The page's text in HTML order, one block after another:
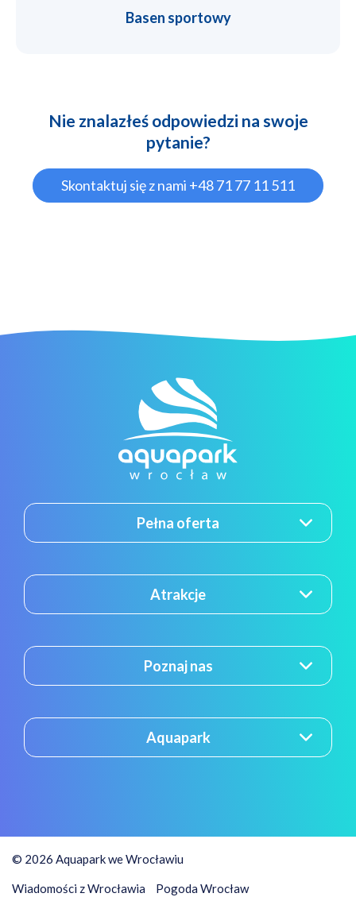
Basen sportowy
Nie znalazłeś odpowiedzi na swoje
pytanie?
Skontaktuj się z nami +48 71 77 11 511
Pełna oferta
Atrakcje
Poznaj nas
Aquapark
© 2026 Aquapark we Wrocławiu
Wiadomości z Wrocławia Pogoda Wrocław